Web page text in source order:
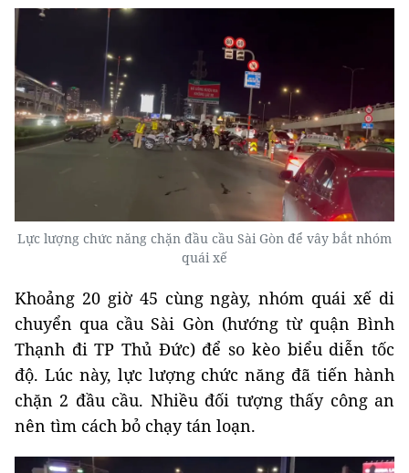
Lực lượng chức năng chặn đầu cầu Sài Gòn để vây bắt nhóm
quái xế
Khoảng 20 giờ 45 cùng ngày, nhóm quái xế di
chuyển qua cầu Sài Gòn (hướng từ quận Bình
Thạnh đi TP Thủ Đức) để so kèo biểu diễn tốc
độ. Lúc này, lực lượng chức năng đã tiến hành
chặn 2 đầu cầu. Nhiều đối tượng thấy công an
nên tìm cách bỏ chạy tán loạn.